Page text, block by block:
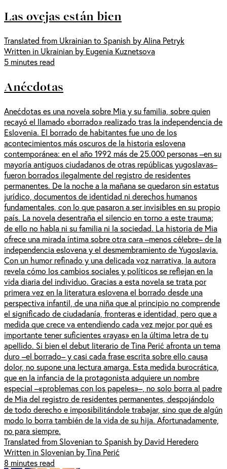
Las ovejas están bien
Translated from Ukrainian to Spanish by Alina Petryk
Written in Ukrainian by Eugenia Kuznetsova
5 minutes read
Anécdotas
Anećdotas es una novela sobre Mia y su familia, sobre quien
recayó el llamado «borrado» realizado tras la independencia de
Eslovenia. El borrado de habitantes fue uno de los
acontecimientos más oscuros de la historia eslovena
contemporánea: en el año 1992 más de 25.000 personas –en su
mayoría antiguos ciudadanos de otras repúblicas yugoslavas–
fueron borrados ilegalmente del registro de residentes
permanentes. De la noche a la mañana se quedaron sin estatus
jurídico, documentos de identidad ni derechos humanos
fundamentales, con lo que pasaron a ser invisibles en su propio
país. La novela desentraña el silencio en torno a este trauma;
de ello no habla ni su familia ni la sociedad. La historia de Mia
ofrece una mirada íntima sobre otra cara –menos célebre– de la
independencia eslovena y el desmembramiento de Yugoslavia.
Con un humor refinado y una delicada voz narrativa, la autora
revela cómo los cambios sociales y políticos se reflejan en la
vida diaria del individuo. Gracias a esta novela se trata por
primera vez en la literatura eslovena el borrado desde una
perspectiva infantil, de una niña que al principio no comprende
el significado de ciudadanía, fronteras e identidad, pero que a
medida que crece va entendiendo cada vez mejor por qué es
importante tener suficientes «rayas» en la última letra de tu
apellido. Si bien el debut literario de Tina Perić afronta un tema
duro –el borrado– y casi cada frase escrita sobre ello causa
dolor, no supone una lectura amarga. Esta medida burocrática,
que en la infancia de la protagonista adquiere un nombre
especial –«problemas con los papeles»–, no solo borra al padre
de Mia del registro de residentes permanentes, despojándolo
de todo derecho e imposibilitándole trabajar, sino que de algún
modo lo borra también de la vida de su hija. Afortunadamente,
no para siempre.
Translated from Slovenian to Spanish by David Heredero
Written in Slovenian by Tina Perić
8 minutes read